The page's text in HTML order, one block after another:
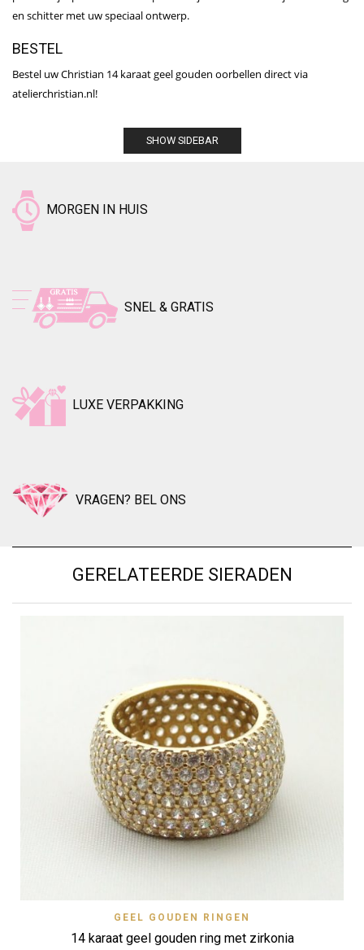
en schitter met uw speciaal ontwerp.
BESTEL
Bestel uw Christian 14 karaat geel gouden oorbellen direct via
atelierchristian.nl!
SHOW SIDEBAR
MORGEN IN HUIS
SNEL & GRATIS
LUXE VERPAKKING
VRAGEN? BEL ONS
GERELATEERDE SIERADEN
GEEL GOUDEN RINGEN
14 karaat geel gouden ring met zirkonia